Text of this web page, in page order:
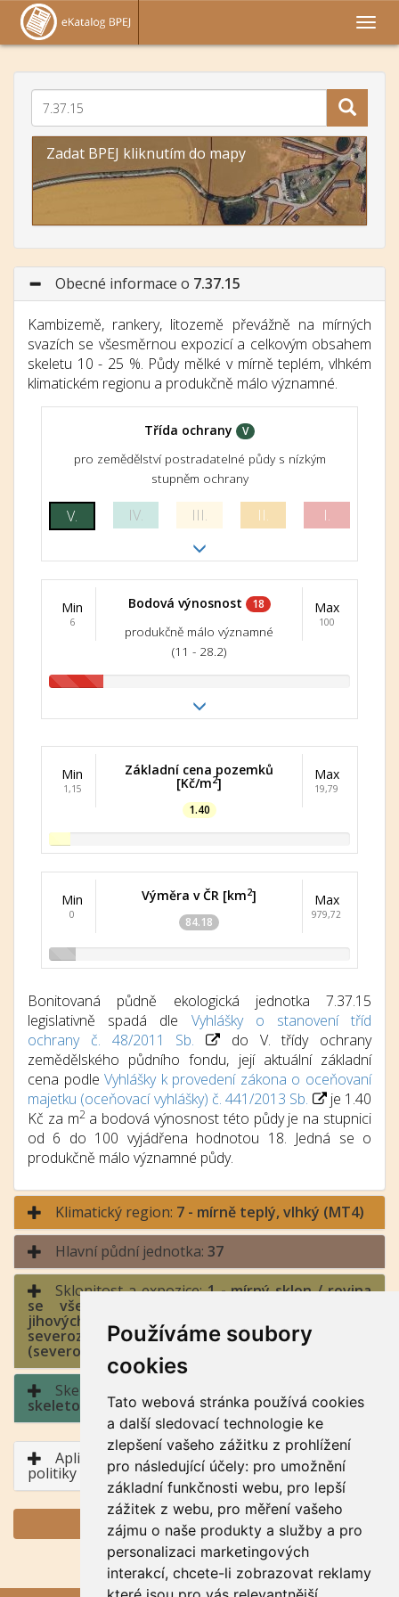
Používáme soubory
cookies
Tato webová stránka používá cookies
a další sledovací technologie ke
zlepšení vašeho zážitku z prohlížení
pro následující účely: pro umožnění
základní funkčnosti webu, pro lepší
zážitek z webu, pro měření vašeho
zájmu o naše produkty a služby a pro
personalizaci marketingových
interakcí, chcete-li zobrazovat reklamy
Zadat BPEJ kliknutím do mapy
Obecné informace o 7.37.15
Kambizemě, rankery, litozemě převážně na mírných
svazích se všesměrnou expozicí a celkovým obsahem
skeletu 10 - 25 %. Půdy mělké v mírně teplém, vlhkém
klimatickém regionu a produkčně málo významné.
Třída ochrany V
pro zemědělství postradatelné půdy s nízkým
stupněm ochrany
V. IV. III. II. I.
Min
6
Bodová výnosnost 18
produkčně málo významné
(11 - 28.2)
Max
100
Min
1,15
Základní cena pozemků
[Kč/m2]
1.40
Max
19,79
Min
0
Výměra v ČR [km2]
84.18
Max
979,72
Bonitovaná půdně ekologická jednotka 7.37.15
legislativně spadá dle Vyhlášky o stanovení tříd
ochrany č. 48/2011 Sb.
do V. třídy ochrany
zemědělského půdního fondu, její aktuální základní
cena podleVyhlášky k provedení zákona o oceňovaní
majetku (oceňovací vyhlášky) č. 441/2013 Sb.
je 1.40
Kč za m2a bodová výnosnost této půdy je na stupnici
od 6 do 100 vyjádřena hodnotou 18. Jedná se o
produkčně málo významné půdy.
Klimatický region: 7 - mírně teplý, vlhký (MT4)
Hlavní půdní jednotka: 37
Sklonitost a expozice:1 - mírný sklon / rovina
se všesměrnou expozicí, jih (jihozápad až
jihovýchod), východ a západ (jihozápad až
severozápad, jihovýchod až severovýchod), sever
(severozápad až severovýchod)
Skeletovitost a hloubka půdy:
skeletovitá / půda mělká
Aplikace BPEJ v rámci Společné zemědělské
politiky
GENERUJ PDF